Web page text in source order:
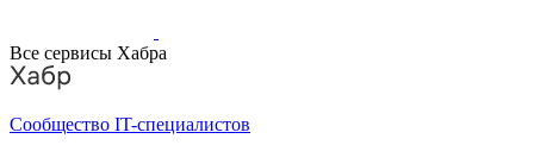
Все сервисы Хабра
Сообщество IT-специалистов